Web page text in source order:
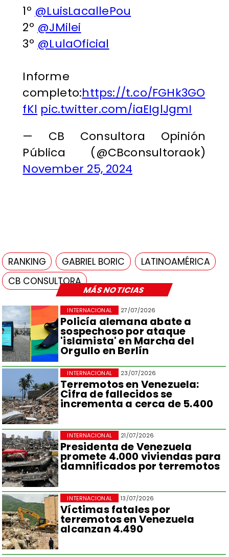
MÁS NOTICIAS
27/07/2026
Policía alemana abate a
sospechoso por ataque
'islamista' en Marcha del
Orgullo en Berlín
INTERNACIONAL
23/07/2026
Terremotos en Venezuela:
Cifra de fallecidos se
incrementa a cerca de 5.400
INTERNACIONAL
21/07/2026
Presidenta de Venezuela
promete 4.000 viviendas para
damnificados por terremotos
INTERNACIONAL
13/07/2026
Víctimas fatales por
terremotos en Venezuela
alcanzan 4.490
INTERNACIONAL
1º @LuisLacallePou
2º @JMilei
3º @LulaOficial
Informe
completo:https://t.co/FGHk3GO
fKl pic.twitter.com/iaEIglJgmI
— CB Consultora Opinión
Pública (@CBconsultoraok)
November 25, 2024
RANKING GABRIEL BORIC
LATINOAMÉRICA
CB CONSULTORA